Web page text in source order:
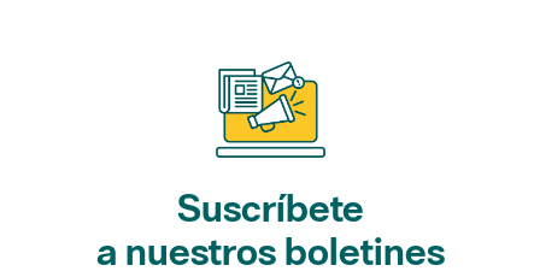
Suscríbete
a nuestros boletines